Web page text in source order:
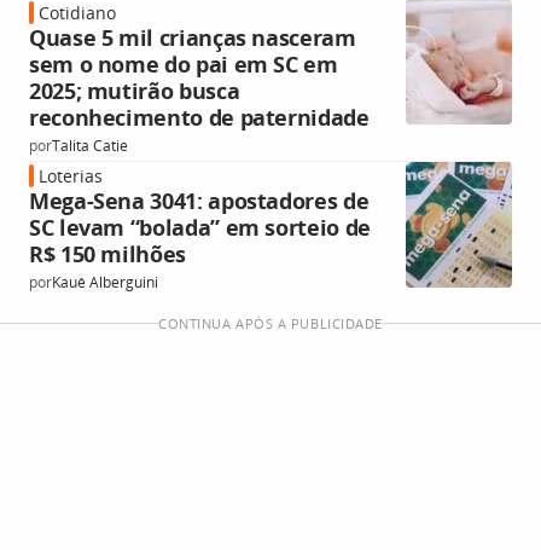
Cotidiano
Quase 5 mil crianças nasceram
sem o nome do pai em SC em
2025; mutirão busca
reconhecimento de paternidade
porTalita Catie
Loterias
Mega-Sena 3041: apostadores de
SC levam “bolada” em sorteio de
R$ 150 milhões
porKauê Alberguini
CONTINUA APÓS A PUBLICIDADE